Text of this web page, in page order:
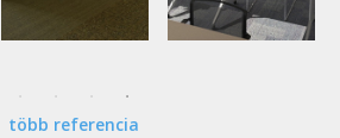
több referencia